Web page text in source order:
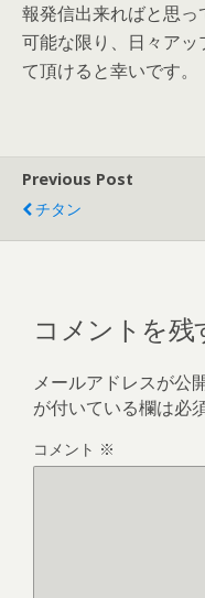
報発信出来ればと思っ
可能な限り、日々ア
て頂けると幸いです。
Previous Post
チタン
コメントを残
メールアドレスが公
が付いている欄は必
コメント ※